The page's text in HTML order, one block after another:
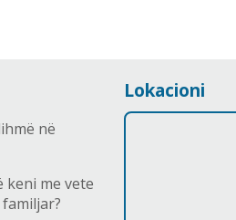
në
keni me vete
Lokacioni